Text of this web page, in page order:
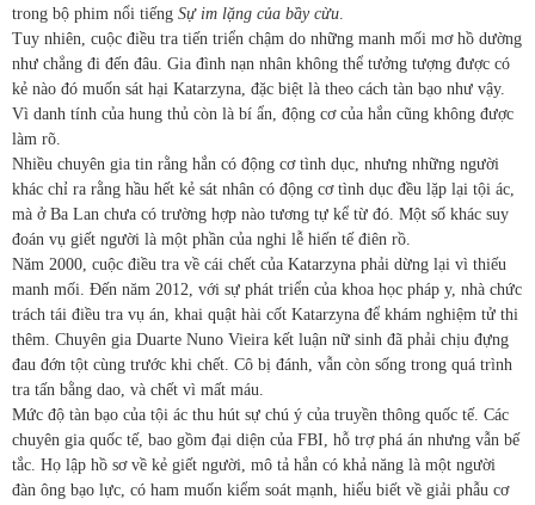
trong bộ phim nổi tiếng Sự im lặng của bầy cừu.
Tuy nhiên, cuộc điều tra tiến triển chậm do những manh mối mơ hồ dường
như chẳng đi đến đâu. Gia đình nạn nhân không thể tưởng tượng được có
kẻ nào đó muốn sát hại Katarzyna, đặc biệt là theo cách tàn bạo như vậy.
Vì danh tính của hung thủ còn là bí ẩn, động cơ của hắn cũng không được
làm rõ.
Nhiều chuyên gia tin rằng hắn có động cơ tình dục, nhưng những người
khác chỉ ra rằng hầu hết kẻ sát nhân có động cơ tình dục đều lặp lại tội ác,
mà ở Ba Lan chưa có trường hợp nào tương tự kể từ đó. Một số khác suy
đoán vụ giết người là một phần của nghi lễ hiến tế điên rồ.
Năm 2000, cuộc điều tra về cái chết của Katarzyna phải dừng lại vì thiếu
manh mối. Đến năm 2012, với sự phát triển của khoa học pháp y, nhà chức
trách tái điều tra vụ án, khai quật hài cốt Katarzyna để khám nghiệm tử thi
thêm. Chuyên gia Duarte Nuno Vieira kết luận nữ sinh đã phải chịu đựng
đau đớn tột cùng trước khi chết. Cô bị đánh, vẫn còn sống trong quá trình
tra tấn bằng dao, và chết vì mất máu.
Mức độ tàn bạo của tội ác thu hút sự chú ý của truyền thông quốc tế. Các
chuyên gia quốc tế, bao gồm đại diện của FBI, hỗ trợ phá án nhưng vẫn bế
tắc. Họ lập hồ sơ về kẻ giết người, mô tả hắn có khả năng là một người
đàn ông bạo lực, có ham muốn kiểm soát mạnh, hiểu biết về giải phẫu cơ